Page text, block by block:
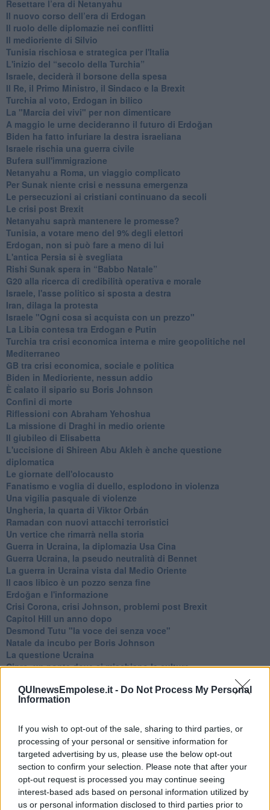
QUInewsEmpolese.it - Do Not Process My Personal
Information
If you wish to opt-out of the sale, sharing to third parties, or
processing of your personal or sensitive information for
targeted advertising by us, please use the below opt-out
section to confirm your selection. Please note that after your
opt-out request is processed you may continue seeing
interest-based ads based on personal information utilized by
us or personal information disclosed to third parties prior to
Resettare l’era di Netanyahu
​Il nuovo corso dell’era di Erdogan
Il ruolo delle diplomazie nei conflitti
Il medioriente di Silvio
Tunisia rischiosa e strategica per l'Italia
L'inizio del “secolo della Turchia”
Israele, deciderà il borsone della spesa
Il Re, il Primo Ministro, il Sindaco e la Brexit
Turchia al voto, Erdogan in bilico
La "Marcia dei vivi" per non dimenticare
A maggio le urne decideranno il futuro di Erdoğan
Biden ha fatto infuriare la destra israeliana
Israele rischia una guerra civile
Bufera sull'immigrazione
Netanyahu a Roma, un viaggio complicato
Per Sunak niente crisi e nessuna emergenza
Le persecuzioni ai cristiani continuano da secoli
Le crisi post Brexit
Netanyahu saprà mantenere le promesse?
Tunisia, a votare meno del 9% degli elettori
Erdogan, non si può fare a meno di lui
L'antica Persia si è svegliata
Rishi Sunak spera in “Babbo Natale”
G20 alla ricerca di credibilità operativa e morale
Israele, l'asse politico si sposta a destra
Iran, dilaga la protesta
Israele "Ogni cosa si acquista con un prezzo"
La Libia contesa tra Erdogan e Putin
Turchia tra crisi economica interna e mire geopolitiche nel
Mediterraneo
GB tra crisi economica, sociale e politica
Biden in Medioriente, nessun addio
È calato il sipario su Boris Johnson
Confini di morte
Riflessioni con Abraham Yehoshua
La missione di Draghi in medio oriente
Il giubileo di Elisabetta
L'uccisione di Shireen Abu Akleh è anche questione
diplomatica
Le giornate dell'olocausto
Fanatismo e voglia di duello, esplodono in violenza
Una vigilia pasquale di violenze
Ungheria, la quarta di Viktor Orbán
Ramadan con nuovi attacchi terroristici
Un vertice che rimarrà nella storia
Guerra in Ucraina, la diplomazia Usa Cina
Guerra Ucraina, la pseudo neutralità di Bennet
La guerra in Ucraina vista dal Medio Oriente
​Il caos libico è un pozzo senza fine
Erdoğan e l'informazione
Crisi Corona, crisi Johnson, problemi post Brexit
Capitol Hill un anno dopo
Desmond Tutu "la voce dei senza voce"
Natale da incubo per Boris Johnson
La questione Ucraina
Cipro, un ponte dove si mischiano le culture
La questione israelo-palestinese ignorata dal G20
Erdogan continua a sfidare l'Occidente
Johnson, da Trump a Biden alla Brexit
L'AUKUS e il Quad
Biden, primo presidente USA non in guerra
Papa Bergoglio vedrà Viktor Orbán
Bennet, un giorno in attesa di Biden
Il ritorno dei talebani
​La lenta agonia del Libano